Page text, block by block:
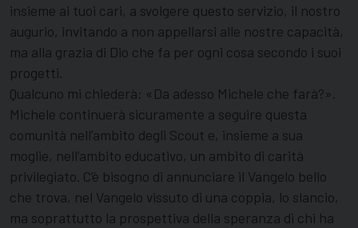
insieme ai tuoi cari, a svolgere questo servizio, il nostro
augurio, invitando a non appellarsi alle nostre capacità,
ma alla grazia di Dio che fa per ogni cosa secondo i suoi
progetti.
Qualcuno mi chiederà: «Da adesso Michele che farà?».
Michele continuerà sicuramente a seguire questa
comunità nell’ambito degli Scout e, insieme a sua
moglie, nell’ambito educativo, un ambito di carità
privilegiato. C’è bisogno di annunciare il Vangelo bello
che trova, nel Vangelo vissuto di una coppia, lo slancio,
ma soprattutto la prospettiva della speranza di chi ha